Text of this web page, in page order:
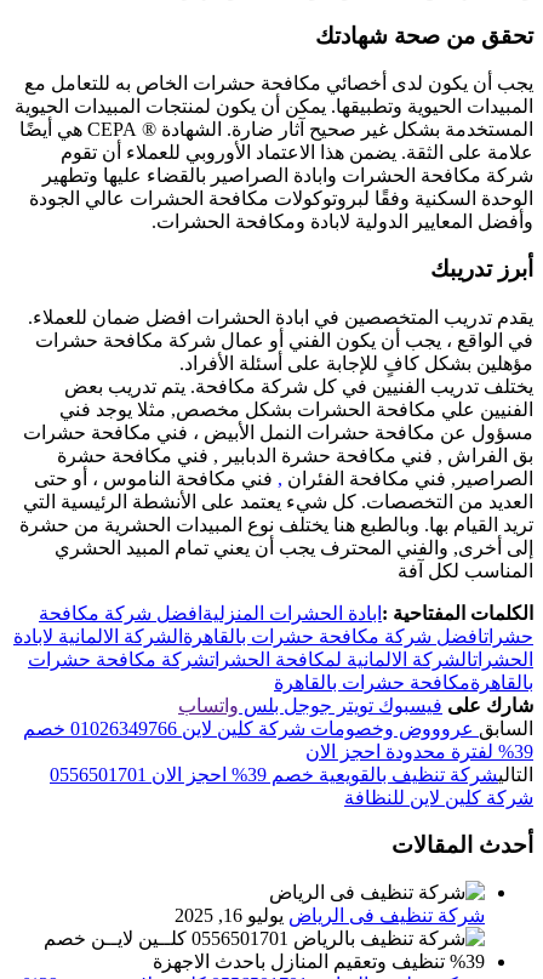
تحقق من صحة شهادتك
يجب أن يكون لدى أخصائي مكافحة حشرات الخاص به للتعامل مع
المبيدات الحيوية وتطبيقها. يمكن أن يكون لمنتجات المبيدات الحيوية
المستخدمة بشكل غير صحيح آثار ضارة. الشهادة ® CEPA هي أيضًا
علامة على الثقة. يضمن هذا الاعتماد الأوروبي للعملاء أن تقوم
شركة مكافحة الحشرات وابادة الصراصير بالقضاء عليها وتطهير
الوحدة السكنية وفقًا لبروتوكولات مكافحة الحشرات عالي الجودة
وأفضل المعايير الدولية لابادة ومكافحة الحشرات.
أبرز تدريبك
يقدم تدريب المتخصصين في ابادة الحشرات افضل ضمان للعملاء.
في الواقع ، يجب أن يكون الفني أو عمال شركة مكافحة حشرات
مؤهلين بشكل كافٍ للإجابة على أسئلة الأفراد.
يختلف تدريب الفنيين في كل شركة مكافحة. يتم تدريب بعض
الفنيين علي مكافحة الحشرات بشكل مخصص, مثلا يوجد فني
مسؤول عن مكافحة حشرات النمل الأبيض ، فني مكافحة حشرات
بق الفراش , فني مكافحة حشرة الدبابير , فني مكافحة حشرة
الصراصير, فني مكافحة الفئران , فني مكافحة الناموس ، أو حتى
العديد من التخصصات. كل شيء يعتمد على الأنشطة الرئيسية التي
تريد القيام بها. وبالطبع هنا يختلف نوع المبيدات الحشرية من حشرة
إلى أخرى, والفني المحترف يجب أن يعني تمام المبيد الحشري
المناسب لكل آفة
الكلمات المفتاحية : ابادة الحشرات المنزلية افضل شركة مكافحة
حشراتافضل شركة مكافحة حشرات بالقاهرة الشركة الالمانية لابادة
الحشراتالشركة الالمانية لمكافحة الحشراتشركة مكافحة حشرات
بالقاهرةمكافحة حشرات بالقاهرة
شارك على فيسبوك تويتر جوجل بلس واتساب
السابق
عروووض وخصومات شركة كلين لاين 01026349766 خصم
39% لفترة محدودة احجز الان
التالي
شركة تنظيف بالقويعية خصم 39% احجز الان 0556501701
شركة كلين لاين للنظافة
أحدث المقالات
شركة تنظيف فى الرياض يوليو 16, 2025